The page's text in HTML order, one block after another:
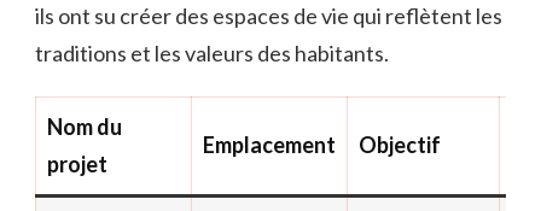
ils ont su créer des espaces de vie qui reflètent les
traditions et les valeurs des habitants.
Nom du
projet
Emplacement Objectif